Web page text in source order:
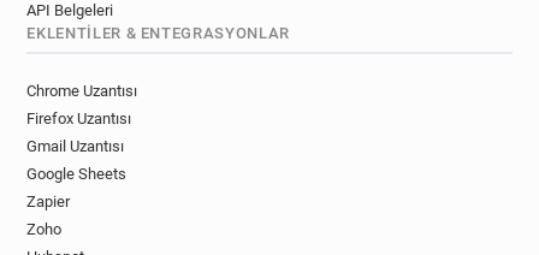
API Belgeleri
EKLENTILER & ENTEGRASYONLAR
Chrome Uzantısı
Firefox Uzantısı
Gmail Uzantısı
Google Sheets
Zapier
Zoho